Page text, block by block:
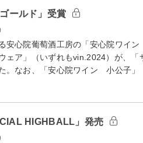
ールド」受賞
安心院葡萄酒工房の「安心院ワイ
ア」（いずれもvin.2024）が、「
た。なお、「安心院ワイン 小公子
HIGHBALL」発売